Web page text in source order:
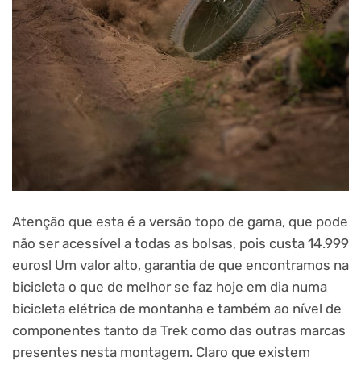
Atenção que esta é a versão topo de gama, que pode
não ser acessível a todas as bolsas, pois custa 14.999
euros! Um valor alto, garantia de que encontramos na
bicicleta o que de melhor se faz hoje em dia numa
bicicleta elétrica de montanha e também ao nível de
componentes tanto da Trek como das outras marcas
presentes nesta montagem. Claro que existem